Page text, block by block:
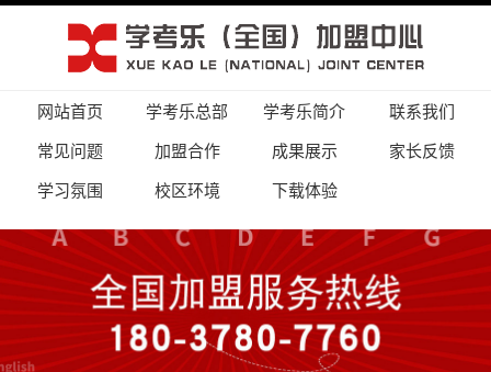
网站首页 学考乐总部 学考乐简介
联系我们
常见问题
加盟合作 成果展示
家长反馈
学习氛围
校区环境 下载体验